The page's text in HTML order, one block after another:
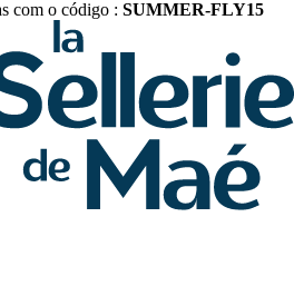
com o código : SUMMER-FLY15